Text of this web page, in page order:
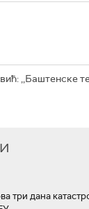
,,Баштенске
три дана